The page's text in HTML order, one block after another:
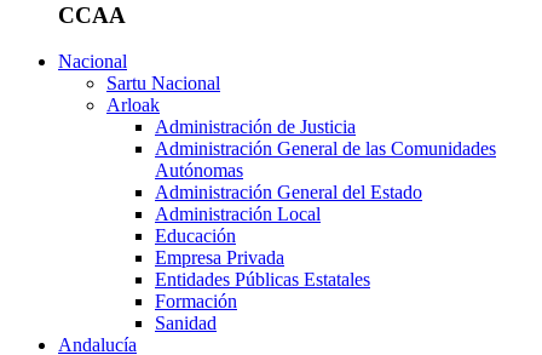
CCAA
Nacional
Sartu Nacional
Arloak
Administración de Justicia
Administración General de las Comunidades
Autónomas
Administración General del Estado
Administración Local
Educación
Empresa Privada
Entidades Públicas Estatales
Formación
Sanidad
Andalucía